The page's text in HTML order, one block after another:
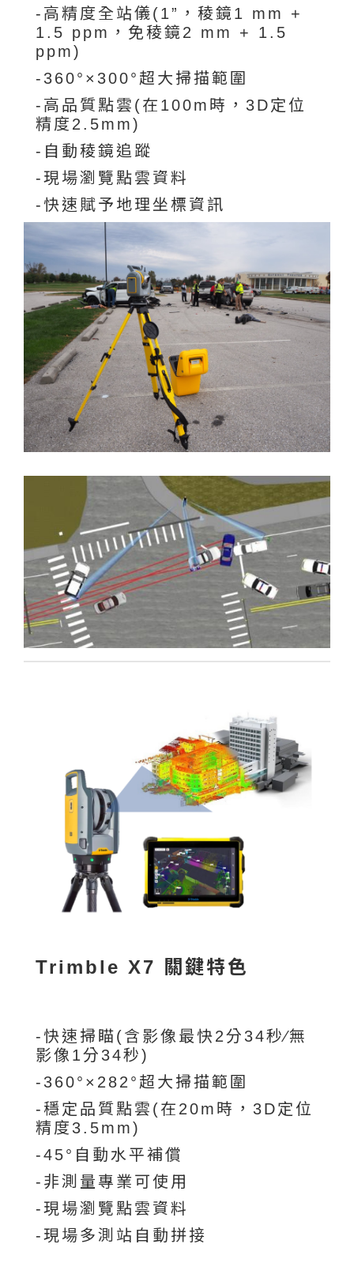
-高精度全站儀(1”，稜鏡1 mm +
1.5 ppm，免稜鏡2 mm + 1.5
ppm)
-360°×300°超大掃描範圍
-高品質點雲(在100m時，3D定位
精度2.5mm)
-自動稜鏡追蹤
-現場瀏覽點雲資料
-快速賦予地理坐標資訊
Trimble X7 關鍵特色
-快速掃瞄(含影像最快2分34秒∕無
影像1分34秒)
-360°×282°超大掃描範圍
-穩定品質點雲(在20m時，3D定位
精度3.5mm)
-45°自動水平補償
-非測量專業可使用
-現場瀏覽點雲資料
-現場多測站自動拼接